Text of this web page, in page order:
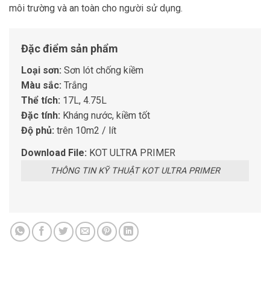
môi trường và an toàn cho người sử dụng.
Đặc điểm sản phẩm
Loại sơn: Sơn lót chống kiềm
Màu sắc: Trắng
Thể tích: 17L, 4.75L
Đặc tính: Kháng nước, kiềm tốt
Độ phủ: trên 10m2 / lít
Download File: KOT ULTRA PRIMER
THÔNG TIN KỸ THUẬT KOT ULTRA PRIMER